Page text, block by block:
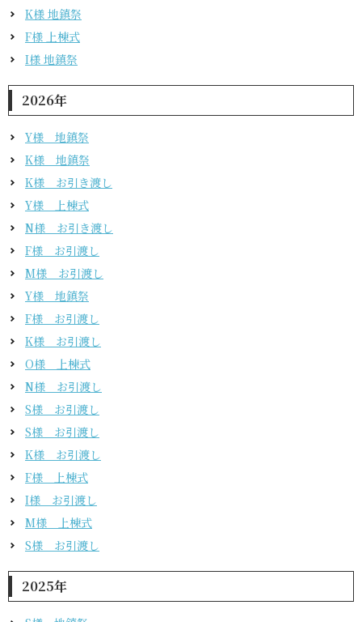
K様 地鎮祭
F様 上棟式
I様 地鎮祭
2026年
Y様 地鎮祭
K様 地鎮祭
K様 お引き渡し
Y様 上棟式
N様 お引き渡し
F様 お引渡し
M様 お引渡し
Y様 地鎮祭
F様 お引渡し
K様 お引渡し
O様 上棟式
N様 お引渡し
S様 お引渡し
S様 お引渡し
K様 お引渡し
F様 上棟式
I様 お引渡し
M様 上棟式
S様 お引渡し
2025年